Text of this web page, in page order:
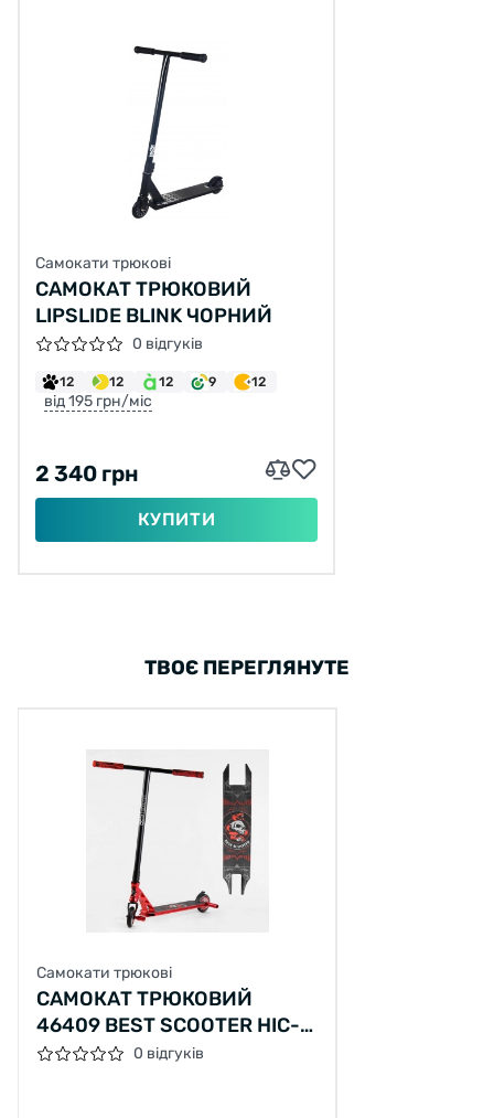
Самокати трюкові
САМОКАТ ТРЮКОВИЙ
LIPSLIDE BLINK ЧОРНИЙ
0 відгуків
12 12 12 9 12
від 195 грн/міс
2 340 грн
КУПИТИ
ТВОЄ ПЕРЕГЛЯНУТЕ
Самокати трюкові
САМОКАТ ТРЮКОВИЙ
46409 BEST SCOOTER HIC-
СИСТЕМА, ПЕГИ, АЛЮМІНІЙ,
0 відгуків